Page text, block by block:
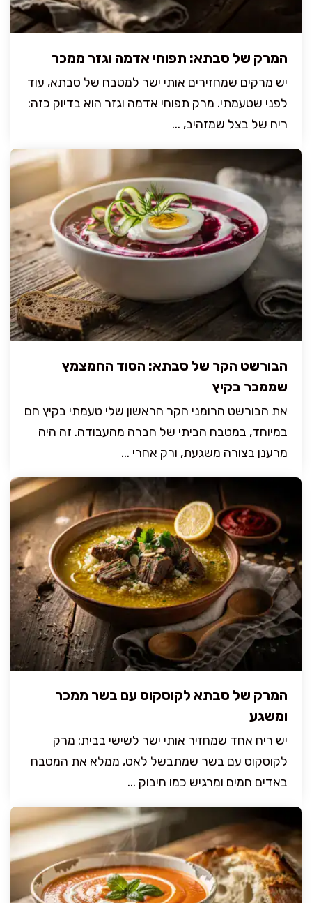
המרק של סבתא: תפוחי אדמה וגזר ממכר
יש מרקים שמחזירים אותי ישר למטבח של סבתא, עוד
לפני שטעמתי. מרק תפוחי אדמה וגזר הוא בדיוק כזה:
ריח של בצל שמזהיב, ...
הבורשט הקר של סבתא: הסוד החמצמץ
שממכר בקיץ
את הבורשט הרומני הקר הראשון שלי טעמתי בקיץ חם
במיוחד, במטבח הביתי של חברה מהעבודה. זה היה
מרענן בצורה משגעת, ורק אחרי ...
המרק של סבתא לקוסקוס עם בשר ממכר
ומשגע
יש ריח אחד שמחזיר אותי ישר לשישי בבית: מרק
לקוסקוס עם בשר שמתבשל לאט, ממלא את המטבח
באדים חמים ומרגיש כמו חיבוק ...